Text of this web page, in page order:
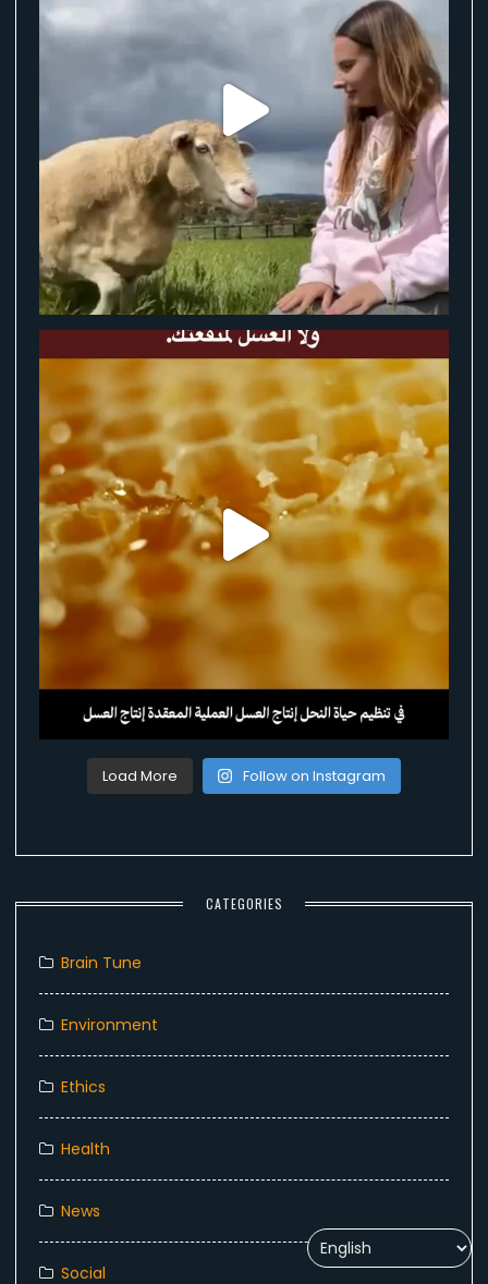
Load More Follow on Instagram
CATEGORIES
Brain Tune
Environment
Ethics
Health
News
Social